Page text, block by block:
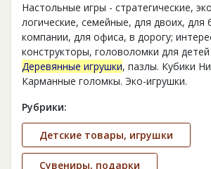
Настольные игры - стратегические,
логические, семейные, для двоих, для
компании, для офиса, в дорогу;
конструкторы, головоломки для
Деревянные игрушки, пазлы. Кубики
Карманные голомкы. Эко-игрушки.
Рубрики:
Детские товары, игрушки
Сувениры, подарки